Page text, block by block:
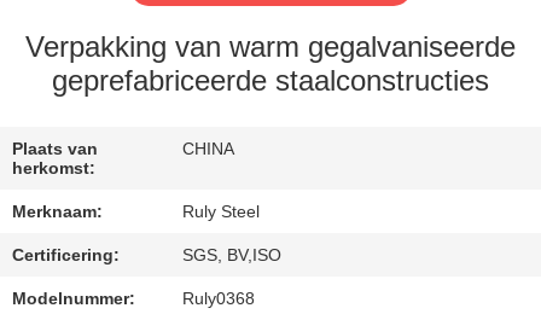
ONGEVEER
ONS
FABRIEKSREIS
KWALITEITSCONTROLE
CONTACTEER
Verpakking van warm gegalvaniseerde
geprefabriceerde staalconstructies
Plaats van
herkomst:
CHINA
Merknaam: Ruly Steel
Certificering: SGS, BV,ISO
Modelnummer: Ruly0368